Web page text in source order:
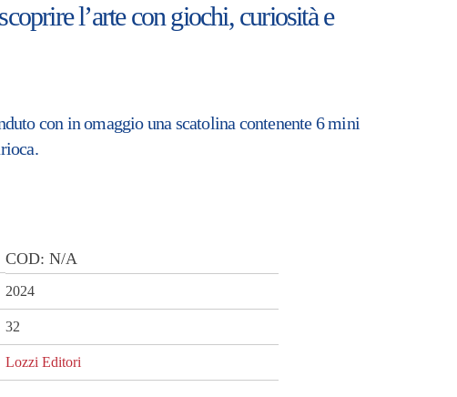
l’arte con giochi, curiosità e
con in omaggio una scatolina contenente 6 mini
COD:N/A
2024
32
Lozzi Editori